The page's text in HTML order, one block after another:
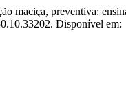
preventiva:
Disponível em: